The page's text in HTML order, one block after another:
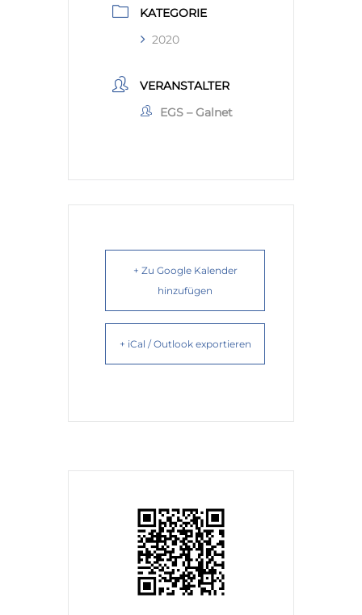
KATEGORIE
2020
VERANSTALTER
EGS – Galnet
+ Zu Google Kalender
hinzufügen
+ iCal / Outlook exportieren